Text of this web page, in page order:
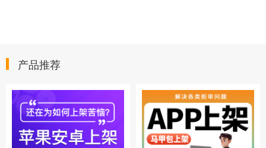
产品推荐